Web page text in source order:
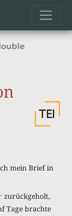
mein Brief in
zurückgeholt,
Tage brachte